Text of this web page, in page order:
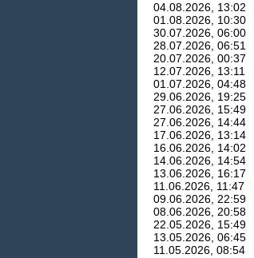
04.08.2026, 13:02
01.08.2026, 10:30
30.07.2026, 06:00
28.07.2026, 06:51
20.07.2026, 00:37
12.07.2026, 13:11
01.07.2026, 04:48
29.06.2026, 19:25
27.06.2026, 15:49
27.06.2026, 14:44
17.06.2026, 13:14
16.06.2026, 14:02
14.06.2026, 14:54
13.06.2026, 16:17
11.06.2026, 11:47
09.06.2026, 22:59
08.06.2026, 20:58
22.05.2026, 15:49
13.05.2026, 06:45
11.05.2026, 08:54